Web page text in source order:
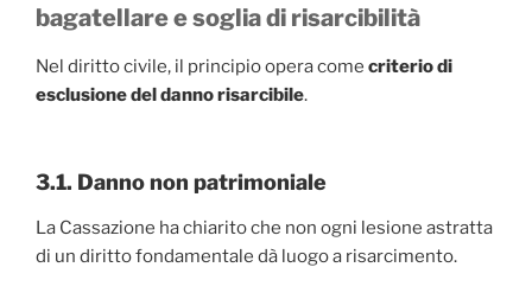
bagatellare e soglia di risarcibilità
Nel diritto civile, il principio opera come criterio di
esclusione del danno risarcibile.
3.1. Danno non patrimoniale
La Cassazione ha chiarito che non ogni lesione astratta
di un diritto fondamentale dà luogo a risarcimento.